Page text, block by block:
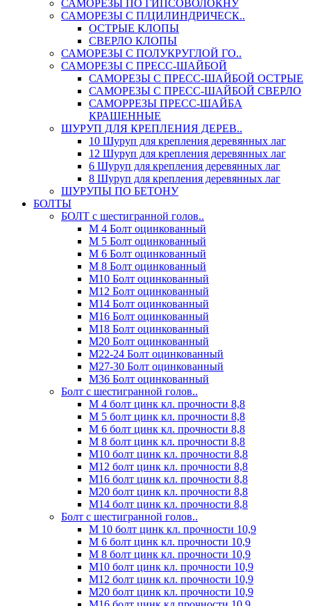
САМОРЕЗЫ ПО ГИПСОВОЛОКНУ
САМОРЕЗЫ С П/ЦИЛИНДРИЧЕСК..
ОСТРЫЕ КЛОПЫ
СВЕРЛО КЛОПЫ
САМОРЕЗЫ С ПОЛУКРУГЛОЙ ГО..
САМОРЕЗЫ С ПРЕСС-ШАЙБОЙ
САМОРЕЗЫ С ПРЕСС-ШАЙБОЙ ОСТРЫЕ
САМОРЕЗЫ С ПРЕСС-ШАЙБОЙ СВЕРЛО
САМОРРЕЗЫ ПРЕСС-ШАЙБА
КРАШЕННЫЕ
ШУРУП ДЛЯ КРЕПЛЕНИЯ ДЕРЕВ..
10 Шуруп для крепления деревянных лаг
12 Шуруп для крепления деревянных лаг
6 Шуруп для крепления деревянных лаг
8 Шуруп для крепления деревянных лаг
ШУРУПЫ ПО БЕТОНУ
БОЛТЫ
БОЛТ с шестигранной голов..
М 4 Болт оцинкованный
М 5 Болт оцинкованный
М 6 Болт оцинкованный
М 8 Болт оцинкованный
М10 Болт оцинкованный
М12 Болт оцинкованный
М14 Болт оцинкованный
М16 Болт оцинкованный
М18 Болт оцинкованный
М20 Болт оцинкованный
М22-24 Болт оцинкованный
М27-30 Болт оцинкованный
М36 Болт оцинкованный
Болт с шестигранной голов..
М 4 болт цинк кл. прочности 8,8
М 5 болт цинк кл. прочности 8,8
М 6 болт цинк кл. прочности 8,8
М 8 болт цинк кл. прочности 8,8
М10 болт цинк кл. прочности 8,8
М12 болт цинк кл. прочности 8,8
М16 болт цинк кл. прочности 8,8
М20 болт цинк кл. прочности 8,8
М14 болт цинк кл. прочности 8,8
Болт с шестигранной голов..
М 10 болт цинк кл. прочности 10,9
М 6 болт цинк кл. прочности 10,9
М 8 болт цинк кл. прочности 10,9
М10 болт цинк кл. прочности 10,9
М12 болт цинк кл. прочности 10,9
М20 болт цинк кл. прочности 10,9